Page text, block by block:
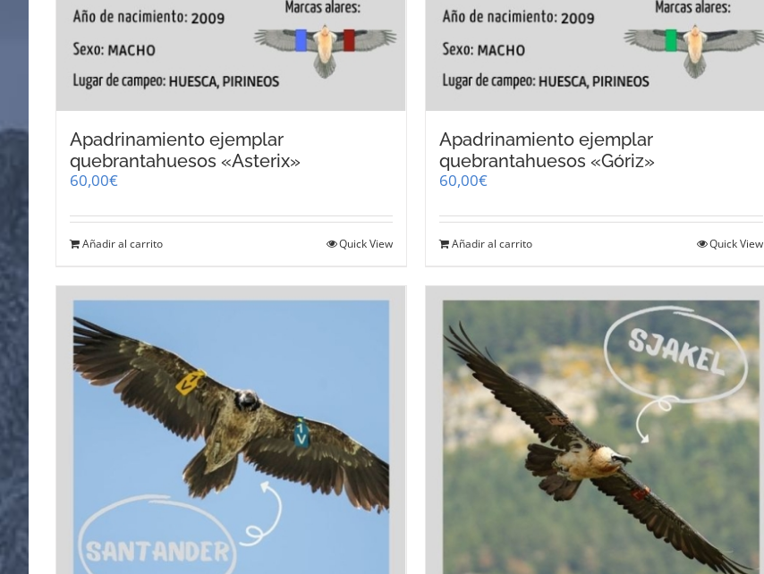
Apadrinamiento ejemplar
quebrantahuesos «Asterix»
60,00€
Añadir al carrito Quick View
Apadrinamiento ejemplar
quebrantahuesos «Góriz»
60,00€
Añadir al carrito Quick View